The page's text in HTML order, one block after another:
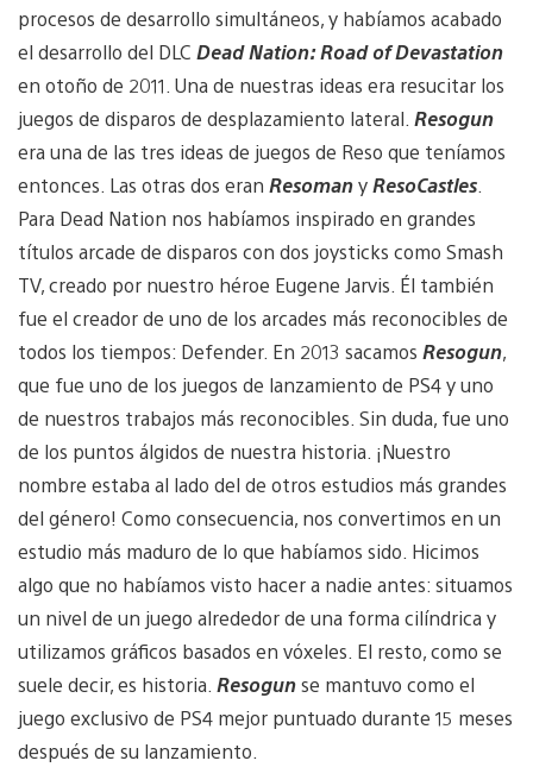
procesos de desarrollo simultáneos, y habíamos acabado
el desarrollo del DLC Dead Nation: Road of Devastation
en otoño de 2011. Una de nuestras ideas era resucitar los
juegos de disparos de desplazamiento lateral. Resogun
era una de las tres ideas de juegos de Reso que teníamos
entonces. Las otras dos eran ResomanyResoCastles.
Para Dead Nation nos habíamos inspirado en grandes
títulos arcade de disparos con dos joysticks como Smash
TV, creado por nuestro héroe Eugene Jarvis. Él también
fue el creador de uno de los arcades más reconocibles de
todos los tiempos: Defender. En 2013 sacamos Resogun,
que fue uno de los juegos de lanzamiento de PS4 y uno
de nuestros trabajos más reconocibles. Sin duda, fue uno
de los puntos álgidos de nuestra historia. ¡Nuestro
nombre estaba al lado del de otros estudios más grandes
del género! Como consecuencia, nos convertimos en un
estudio más maduro de lo que habíamos sido. Hicimos
algo que no habíamos visto hacer a nadie antes: situamos
un nivel de un juego alrededor de una forma cilíndrica y
utilizamos gráficos basados en vóxeles. El resto, como se
suele decir, es historia. Resogunse mantuvo como el
juego exclusivo de PS4 mejor puntuado durante 15 meses
después de su lanzamiento.